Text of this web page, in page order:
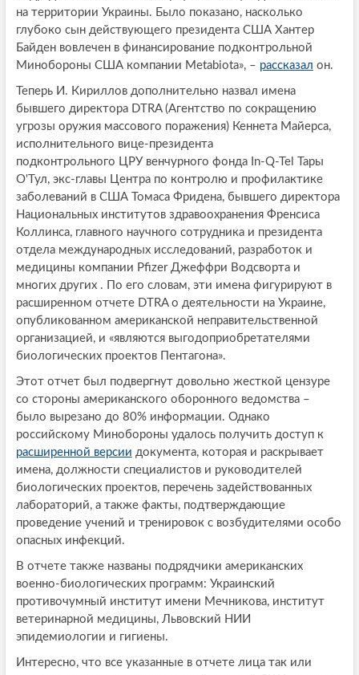
на территории Украины. Было показано, насколько
глубоко сын действующего президента США Хантер
Байден вовлечен в финансирование подконтрольной
Минобороны США компании Metabiota», – рассказал он.
Теперь И. Кириллов дополнительно назвал имена
бывшего директора DTRA (Агентство по сокращению
угрозы оружия массового поражения) Кеннета Майерса,
исполнительного вице-президента
подконтрольного ЦРУ венчурного фонда In-Q-Tel Тары
О'Тул, экс-главы Центра по контролю и профилактике
заболеваний в США Томаса Фридена, бывшего директора
Национальных институтов здравоохранения Френсиса
Коллинса, главного научного сотрудника и президента
отдела международных исследований, разработок и
медицины компании Pfizer Джеффри Водсворта и
многих других . По его словам, эти имена фигурируют в
расширенном отчете DTRA о деятельности на Украине,
опубликованном американской неправительственной
организацией, и «являются выгодоприобретателями
биологических проектов Пентагона».
Этот отчет был подвергнут довольно жесткой цензуре
со стороны американского оборонного ведомства –
было вырезано до 80% информации. Однако
российскому Минобороны удалось получить доступ к
расширенной версии документа, которая и раскрывает
имена, должности специалистов и руководителей
биологических проектов, перечень задействованных
лабораторий, а также факты, подтверждающие
проведение учений и тренировок с возбудителями особо
опасных инфекций.
В отчете также названы подрядчики американских
военно-биологических программ: Украинский
противочумный институт имени Мечникова, институт
ветеринарной медицины, Львовский НИИ
эпидемиологии и гигиены.
Интересно, что все указанные в отчете лица так или